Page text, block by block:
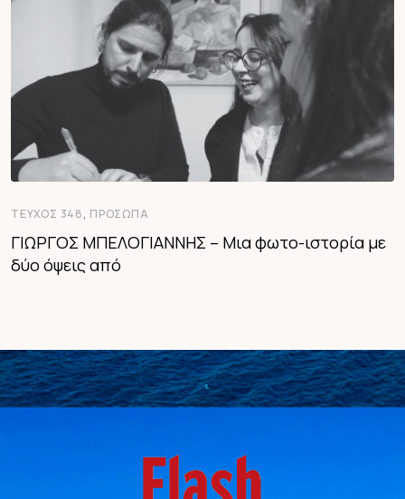
ΤΕΎΧΟΣ 348, ΠΡΌΣΩΠΑ
ΓΙΩΡΓΟΣ ΜΠΕΛΟΓΙΑΝΝΗΣ – Μια φωτο-ιστορία με
δύο όψεις από